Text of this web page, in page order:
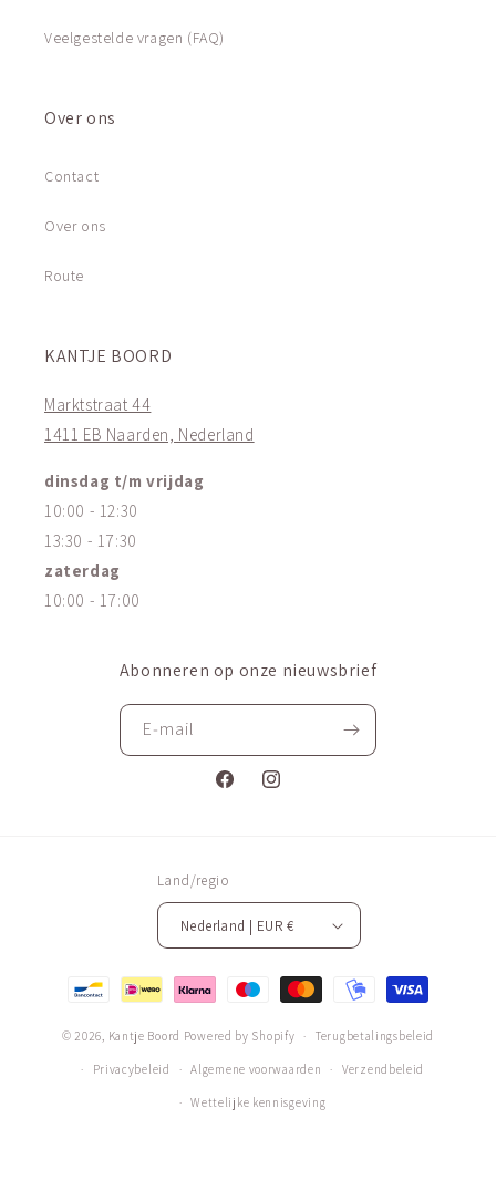
Veelgestelde vragen (FAQ)
Over ons
Contact
Over ons
Route
KANTJE BOORD
Marktstraat 44
1411 EB Naarden, Nederland
dinsdag t/m vrijdag
10:00 - 12:30
13:30 - 17:30
zaterdag
10:00 - 17:00
Abonneren op onze nieuwsbrief
E‑mail
FacebookInstagram
Land/regio
Nederland | EUR €
Betaalmethoden
© 2026, Kantje Boord Powered by Shopify Terugbetalingsbeleid
Privacybeleid Algemene voorwaarden Verzendbeleid
Wettelijke kennisgeving